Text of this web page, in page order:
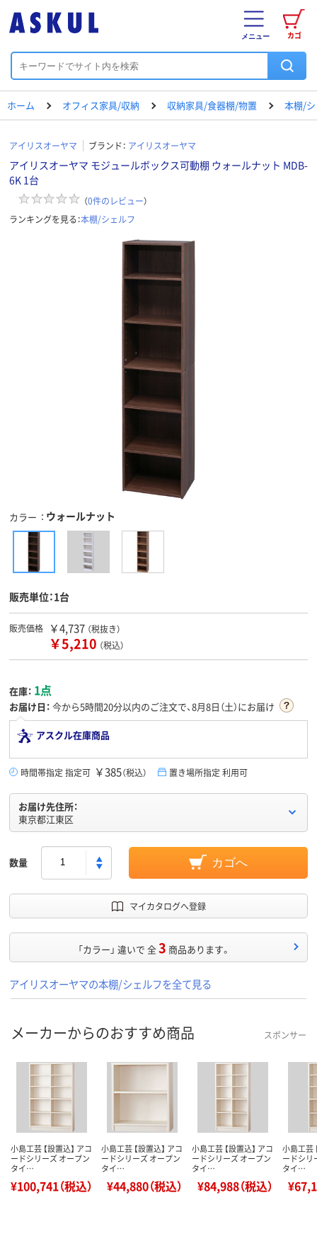
カゴ
メニュー
ホーム オフィス家具/収納 収納家具/食器棚/物置 本棚/
アイリスオーヤマ ブランド： アイリスオーヤマ
アイリスオーヤマ モジュールボックス可動棚 ウォールナット MDB-
6K 1台
（0件のレビュー）
ランキングを見る：本棚/シェルフ
カラー ウォールナット
販売単位：1台
販売価格 ￥4,737 （税抜き）
￥5,210 （税込）
在庫： 1点
お届け日： 今から5時間20分以内のご注文で、8月8日（土）にお届け
アスクル在庫商品
時間帯指定 指定可 ￥385（税込） 置き場所指定 利用可
お届け先住所：
東京都江東区
数量 カゴへ
マイカタログへ登録
「カラー」 違いで 全3 商品あります。
アイリスオーヤマの本棚/シェルフを全て見る
メーカーからのおすすめ商品 スポンサー
小島工芸 【設置込】 アコ
ードシリーズ オープン
タイ…
¥100,741（税込）
小島工芸 【設置込】 アコ
ードシリーズ オープン
タイ…
¥44,880（税込）
小島工芸 【設置込】 アコ
ードシリーズ オープン
タイ…
¥84,988（税込）
小島工芸
ードシリ
タイ…